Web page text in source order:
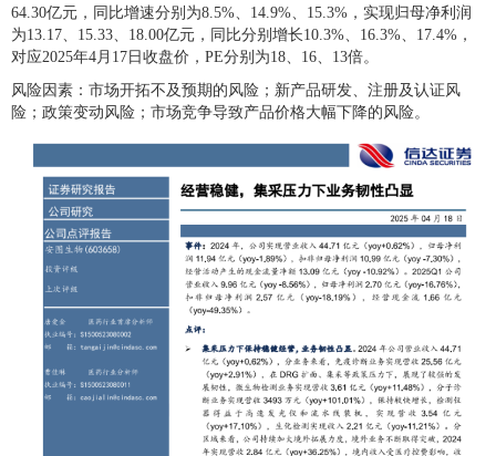
64.30亿元，同比增速分别为8.5%、14.9%、15.3%，实现归母净利润
为13.17、15.33、18.00亿元，同比分别增长10.3%、16.3%、17.4%，
对应2025年4月17日收盘价，PE分别为18、16、13倍。
风险因素：市场开拓不及预期的风险；新产品研发、注册及认证风
险；政策变动风险；市场竞争导致产品价格大幅下降的风险。